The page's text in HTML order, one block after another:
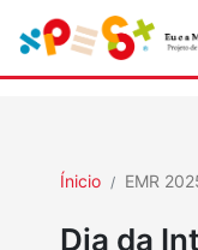
Ínicio EMR
Dia da